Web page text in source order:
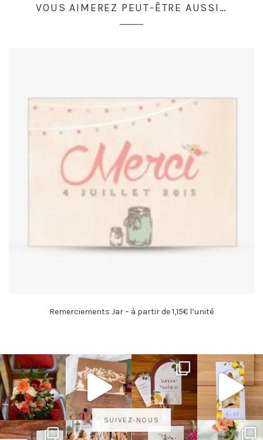
VOUS AIMEREZ PEUT-ÊTRE AUSSI…
Remerciements Jar – à partir de 1,15€ l’unité
SUIVEZ-NOUS